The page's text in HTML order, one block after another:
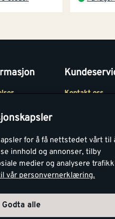
Kontakt oss
Montér Bedrift
for å få nettstedet vårt til
innhold og annonser, tilby
medier og analysere
vår personvernerklæring.
Godta alle